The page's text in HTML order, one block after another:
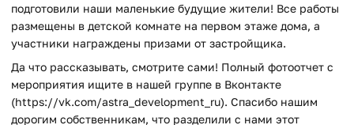
подготовили наши маленькие будущие жители! Все работы
размещены в детской комнате на первом этаже дома, а
участники награждены призами от застройщика.
Да что рассказывать, смотрите сами! Полный фотоотчет с
мероприятия ищите в нашей группе в Вконтакте
(https://vk.com/astra_development_ru). Спасибо нашим
дорогим собственникам, что разделили с нами этот